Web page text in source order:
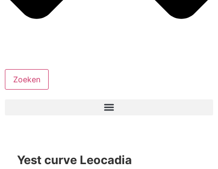
Zoeken
Yest curve Leocadia